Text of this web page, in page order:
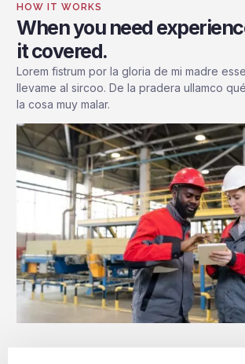
HOW IT WORKS
When you need
it covered.
Lorem fistrum por la gloria de mi madre
llevame al sircoo. De la pradera ullamco
la cosa muy malar.